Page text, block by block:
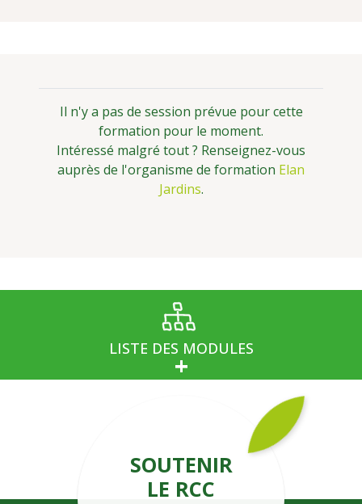
Il n'y a pas de session prévue pour cette
formation pour le moment.
Intéressé malgré tout ? Renseignez-vous
auprès de l'organisme de formation Elan
Jardins.
LISTE DES MODULES
SOUTENIR
LE RCC